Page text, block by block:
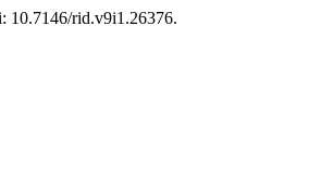
10.7146/rid.v9i1.26376.